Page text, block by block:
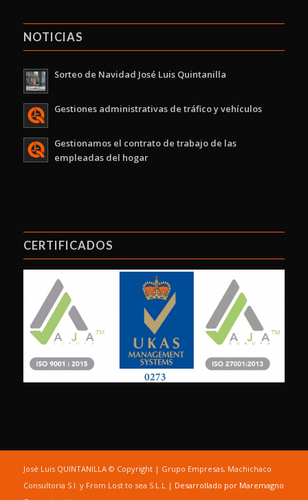
NOTICIAS
Sorteo de Navidad José Luis Quintanilla
Gestiones administrativas de tráfico y vehículos
Gestionamos el contrato de trabajo de las
empleadas del hogar
CERTIFICADOS
José Luis QUINTANILLA © Copyright | Grupo Empresas, Machichaco
Consultoria S.l. y From Lost to sea S.L.L | Desarrollado por Maremagno